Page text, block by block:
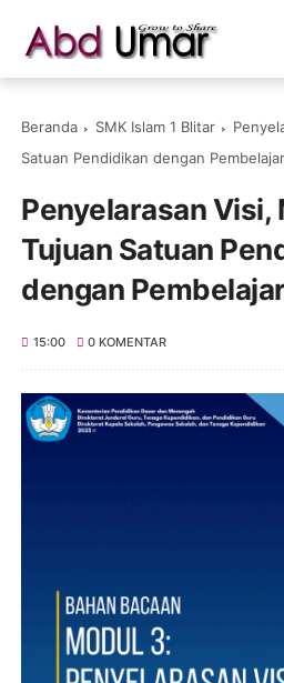
Beranda SMK Islam 1 Blitar
Satuan Pendidikan dengan
Penyelarasan Visi,
Tujuan Satuan
dengan
15:00 0 KOMENTAR